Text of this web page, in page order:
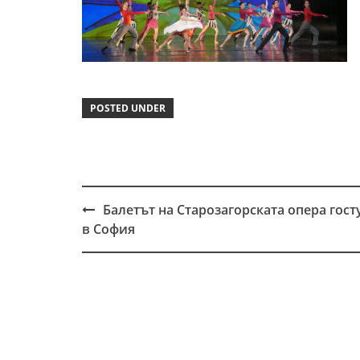
POSTED UNDER
Post
navigation
Балетът на Старозагорската опера
в София